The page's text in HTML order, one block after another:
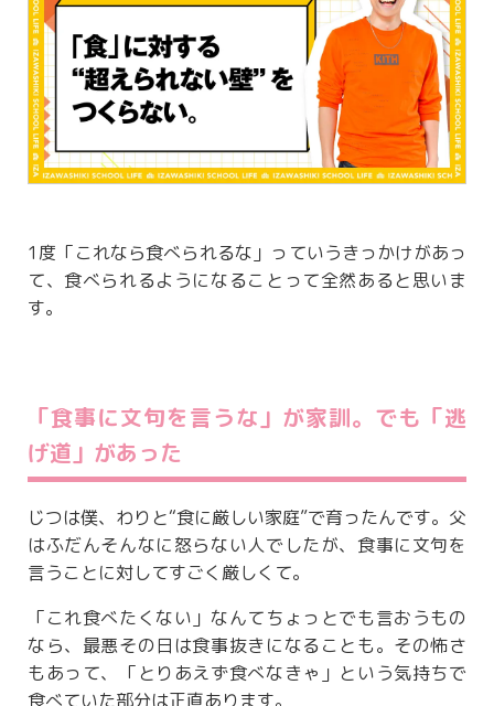
1度「これなら食べられるな」っていうきっかけがあっ
て、食べられるようになることって全然あると思いま
す。
「食事に文句を言うな」が家訓。でも「逃
げ道」があった
じつは僕、わりと“食に厳しい家庭”で育ったんです。父
はふだんそんなに怒らない人でしたが、食事に文句を
言うことに対してすごく厳しくて。
「これ食べたくない」なんてちょっとでも言おうもの
なら、最悪その日は食事抜きになることも。その怖さ
もあって、「とりあえず食べなきゃ」という気持ちで
食べていた部分は正直あります。